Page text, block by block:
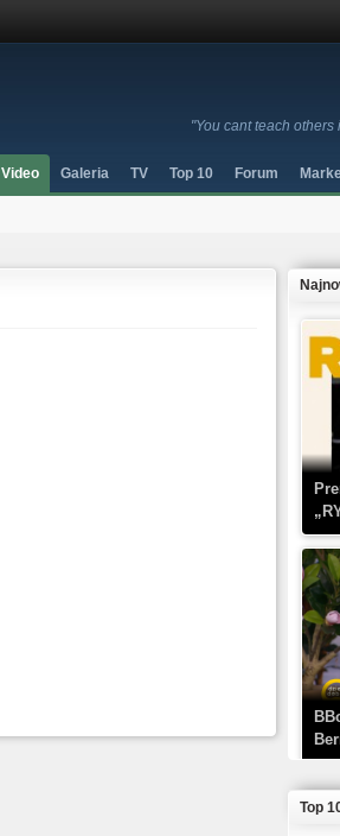
"You cant teach
Video Galeria TV Top 10 Forum
Top